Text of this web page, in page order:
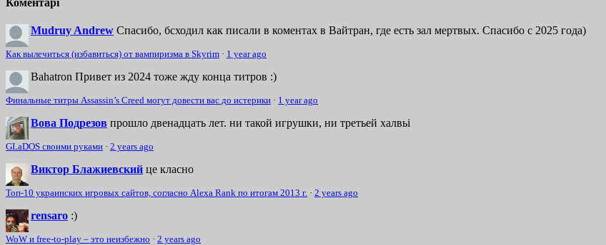
Mudruy Andrew Спасибо, бсходил как писали в коментах в Вайтран, где есть зал мертвых. Спасибо с 2025 года)
Как вылечиться (избавиться) от вампиризма в Skyrim · 1 year ago
Bahatron Привет из 2024 тоже жду конца титров :)
Финальные титры Assassin’s Creed могут довести вас до истерики · 1 year ago
Вова Подрезов прошло двенадцать лет. ни такой игрушки, ни третьей халвьі
GLaDOS своими руками · 2 years ago
Виктор Блажиевский це класно
Топ-10 украинских игровых сайтов, согласно Alexa Rank по итогам 2013 г. · 2 years ago
rensaro :)
WoW и free-to-play – это неизбежно · 2 years ago